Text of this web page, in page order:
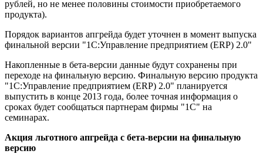
рублей, но не менее половины стоимости приобретаемого
продукта).
Порядок вариантов апгрейда будет уточнен в момент выпуска
финальной версии "1С:Управление предприятием (ERP) 2.0"
Накопленные в бета-версии данные будут сохранены при
переходе на финальную версию. Финальную версию продукта
"1С:Управление предприятием (ERP) 2.0" планируется
выпустить в конце 2013 года, более точная информация о
сроках будет сообщаться партнерам фирмы "1С" на
семинарах.
Акция льготного апгрейда с бета-версии на финальную
версию